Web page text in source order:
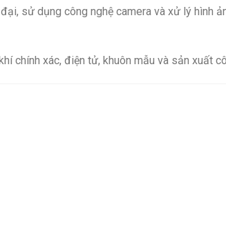
sử dụng công nghệ camera và xử lý hình
chính xác, điện tử, khuôn mẫu và sản xuất